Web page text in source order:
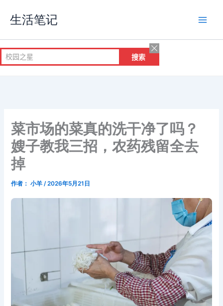
容
生活笔记
菜市场的菜真的洗干净了吗？
嫂子教我三招，农药残留全去
掉
作者： 小羊/2026年5月21日